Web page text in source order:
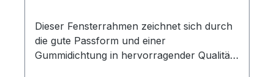
Dieser Fensterrahmen zeichnet sich durch
die gute Passform und einer
Gummidichtung in hervorragender Qualität